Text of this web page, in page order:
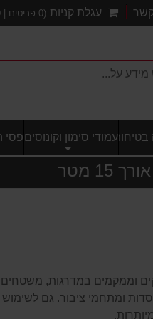
עגלת קניות (
0 פריטים |
בטיחותיעמודי סימון וקונוסיםפסי
וממקמים במדרגות, משטחים
ומתחמי ציבור. גם